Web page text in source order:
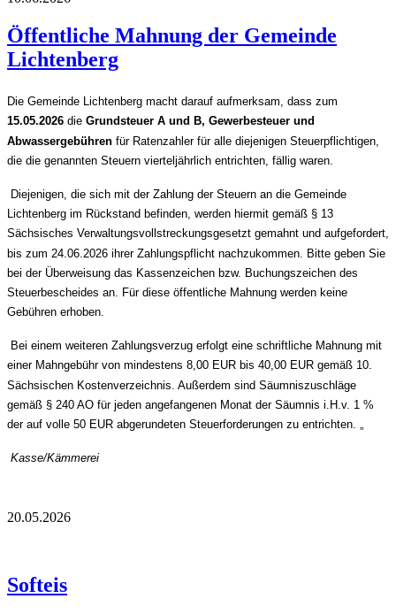
Öffentliche Mahnung der Gemeinde
Lichtenberg
Die Gemeinde Lichtenberg macht darauf aufmerksam, dass zum
15.05.2026 die Grundsteuer A und B, Gewerbesteuer und
Abwassergebühren für Ratenzahler für alle diejenigen Steuerpflichtigen,
die die genannten Steuern vierteljährlich entrichten, fällig waren.
Diejenigen, die sich mit der Zahlung der Steuern an die Gemeinde
Lichtenberg im Rückstand befinden, werden hiermit gemäß § 13
Sächsisches Verwaltungsvollstreckungsgesetzt gemahnt und aufgefordert,
bis zum 24.06.2026 ihrer Zahlungspflicht nachzukommen. Bitte geben Sie
bei der Überweisung das Kassenzeichen bzw. Buchungszeichen des
Steuerbescheides an. Für diese öffentliche Mahnung werden keine
Gebühren erhoben.
Bei einem weiteren Zahlungsverzug erfolgt eine schriftliche Mahnung mit
einer Mahngebühr von mindestens 8,00 EUR bis 40,00 EUR gemäß 10.
Sächsischen Kostenverzeichnis. Außerdem sind Säumniszuschläge
gemäß § 240 AO für jeden angefangenen Monat der Säumnis i.H.v. 1 %
der auf volle 50 EUR abgerundeten Steuerforderungen zu entrichten. „
Kasse/Kämmerei
20.05.2026
Softeis